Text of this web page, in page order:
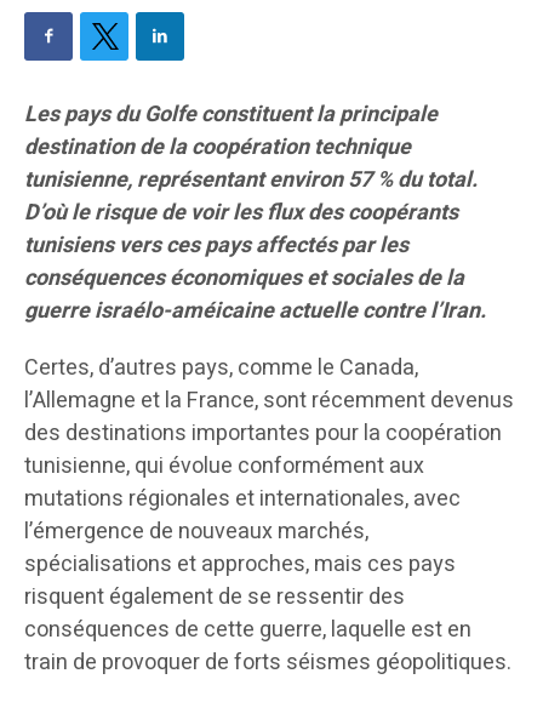
Les pays du Golfe constituent la principale
destination de la coopération technique
tunisienne, représentant environ 57 % du total.
D’où le risque de voir les flux des coopérants
tunisiens vers ces pays affectés par les
conséquences économiques et sociales de la
guerre israélo-améicaine actuelle contre l’Iran.
Certes, d’autres pays, comme le Canada,
l’Allemagne et la France, sont récemment devenus
des destinations importantes pour la coopération
tunisienne, qui évolue conformément aux
mutations régionales et internationales, avec
l’émergence de nouveaux marchés,
spécialisations et approches, mais ces pays
risquent également de se ressentir des
conséquences de cette guerre, laquelle est en
train de provoquer de forts séismes géopolitiques.